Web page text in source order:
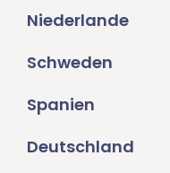
Niederlande
Schweden
Spanien
Deutschland